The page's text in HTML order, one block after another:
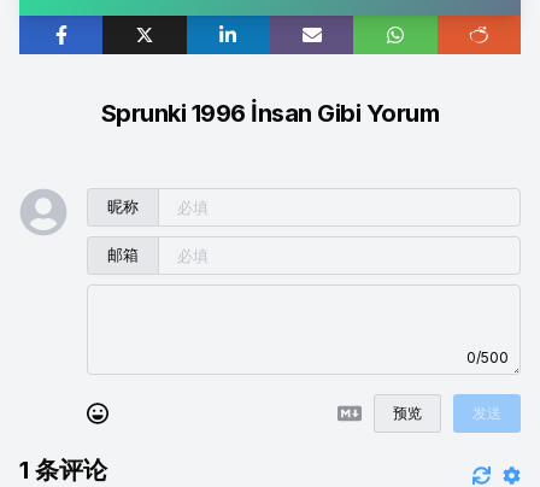
Sprunki 1996 İnsan Gibi Yorum
昵称
邮箱
0/500
预览 发送
1 条评论